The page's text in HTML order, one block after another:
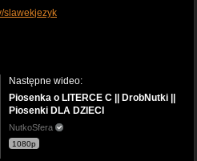
slawekjezyk
Następne wideo:
Piosenka o LITERCE C || DrobNutki ||
Piosenki DLA DZIECI
NutkoSfera
1080p